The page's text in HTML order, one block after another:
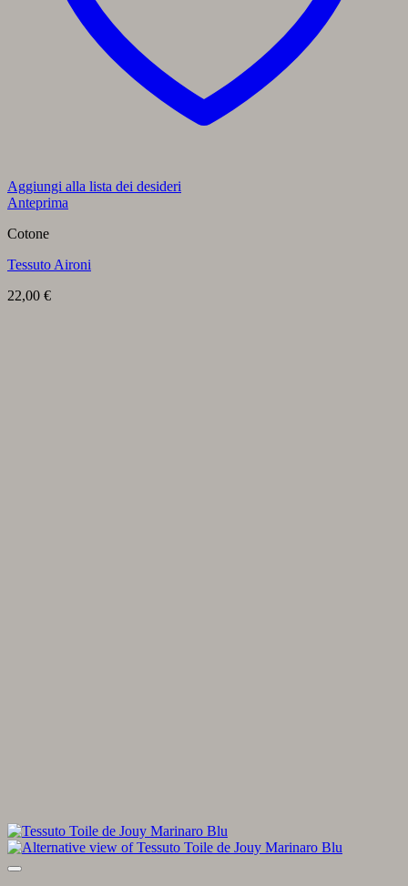
Aggiungi alla lista dei desideri
Anteprima
Cotone
Tessuto Aironi
22,00 €